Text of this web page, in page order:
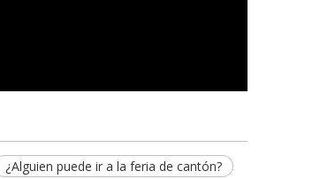
¿Alguien puede ir a la feria de cantón?